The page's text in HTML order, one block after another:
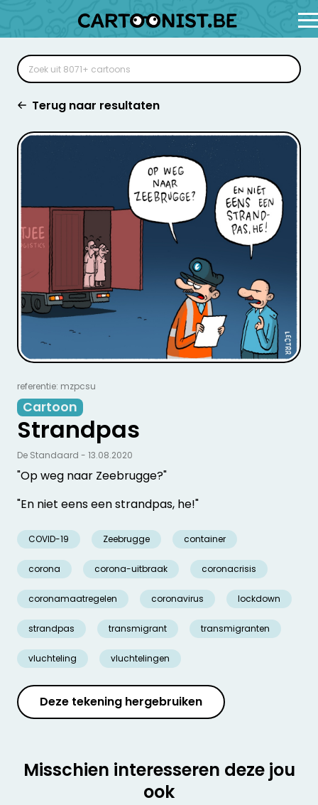
Terug naar resultaten
referentie: mzpcsu
Cartoon
Strandpas
"Op weg naar Zeebrugge?"
"En niet eens een strandpas, he!"
COVID-19 Zeebrugge container
corona corona-uitbraak coronacrisis
coronamaatregelen coronavirus lockdown
strandpas transmigrant transmigranten
vluchteling vluchtelingen
De Standaard - 13.08.2020
Deze tekening hergebruiken
Misschien interesseren deze jou
ook